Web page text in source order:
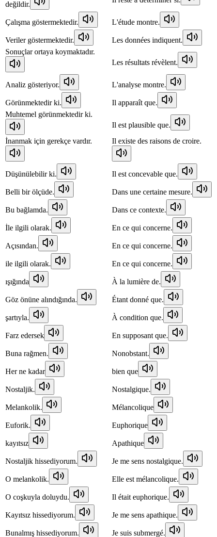
değildir.
Çalışma göstermektedir. L'étude montre.
Veriler göstermektedir.
Les données indiquent.
Sonuçlar ortaya koymaktadır.
Les résultats révèlent.
Analiz gösteriyor. L'analyse montre.
Görünmektedir ki.
Il apparaît que.
Muhtemel görünmektedir ki.
Il est plausible que.
İnanmak için gerekçe vardır.
Il existe des raisons de croire.
Düşünülebilir ki. Il est concevable que.
Belli bir ölçüde. Dans une certaine mesure.
Bu bağlamda. Dans ce contexte.
İle ilgili olarak. En ce qui concerne.
Açısından. En ce qui concerne.
ile ilgili olarak. En ce qui concerne.
ışığında À la lumière de.
Göz önüne alındığında. Étant donné que.
şartıyla. À condition que.
Farz edersek En supposant que.
Buna rağmen. Nonobstant.
Her ne kadar bien que
Nostaljik. Nostalgique.
Melankolik. Mélancolique
Euforik. Euphorique
kayıtsız Apathique
Nostaljik hissediyorum. Je me sens nostalgique.
O melankolik. Elle est mélancolique.
O coşkuyla doluydu. Il était euphorique.
Kayıtsız hissediyorum. Je me sens apathique.
Bunalmış hissediyorum. Je suis submergé.